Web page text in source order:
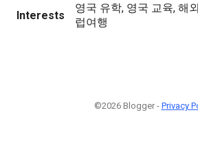
Interests
영국 유학, 영국 교육, 해
럽여행
©2026 Blogger - Privacy